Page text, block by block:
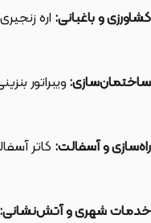
کشاورزی و باغبانی:اره
ساختمان‌سازی:ویبراتور
راه‌سازی و آسفالت: کاتر
خدمات شهری و آتش‌نشانی: